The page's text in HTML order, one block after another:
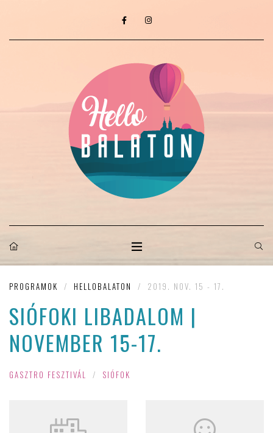
PROGRAMOK / HELLOBALATON / 2019. NOV. 15 - 17.
SIÓFOKI LIBADALOM |
NOVEMBER 15-17.
GASZTRO FESZTIVÁL / SIÓFOK